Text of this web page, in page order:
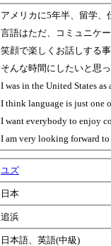
アメリカに5年半、留学、
言語はただ、コミュニケ
笑顔で楽しくお話しする
そんな時間にしたいと思
I was in the United States
I think language is just one
I want everybody to enjoy
I am very looking forward to
ユズ
日本
追浜
日本語、英語(中級)